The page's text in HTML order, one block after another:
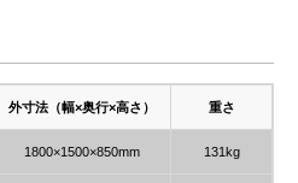
外寸法（幅×奥行×高さ） 重さ
1800×1500×850mm 131kg